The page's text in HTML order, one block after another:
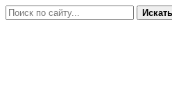
Искать